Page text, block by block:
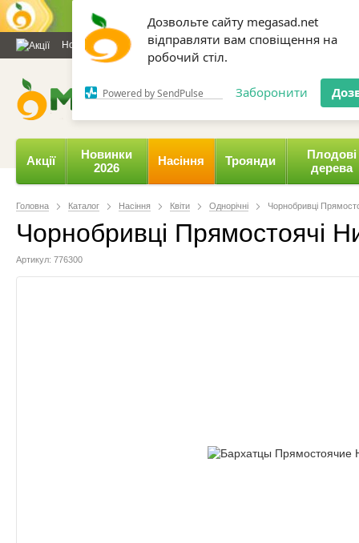
Дозвольте сайту megasad.net
відправляти вам сповіщення на
робочий стіл.
Powered by SendPulse Заборонити
Новини та статті Каталог Контакти Відгуки Даруємо
067
Акції
Новинки
2026
Насіння Троянди
Плодові
дерева
Головна Каталог Насіння Квіти Однорічні Чорнобривці
Чорнобривці Прямостоячі
Артикул: 776300